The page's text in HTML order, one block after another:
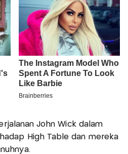
John Wick dalam
High Table dan mereka